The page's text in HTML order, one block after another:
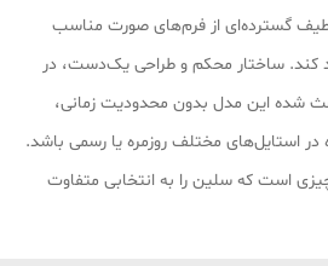
طیف گسترده‌ای از فرم‌های صورت مناسب
کند. ساختار محکم و طراحی یک‌دست، در
شده این مدل بدون محدودیت زمانی،
استایل‌های مختلف روزمره یا رسمی باشد.
است که سلین را به انتخابی متفاوت